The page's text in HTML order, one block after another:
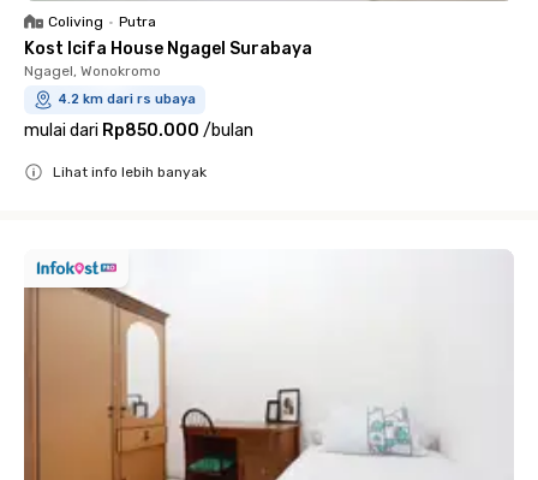
Coliving • Putra
Kost Icifa House Ngagel Surabaya
Ngagel, Wonokromo
4.2 km dari rs ubaya
mulai dari Rp850.000 /bulan
Lihat info lebih banyak